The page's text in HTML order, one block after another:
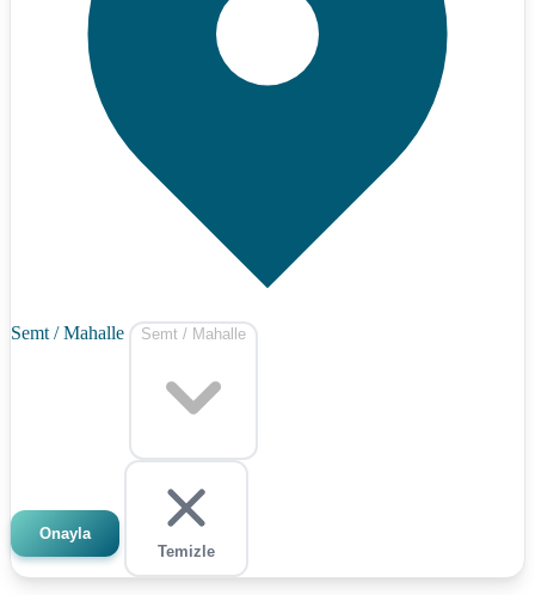
Semt / Mahalle Semt / Mahalle
Onayla
Temizle